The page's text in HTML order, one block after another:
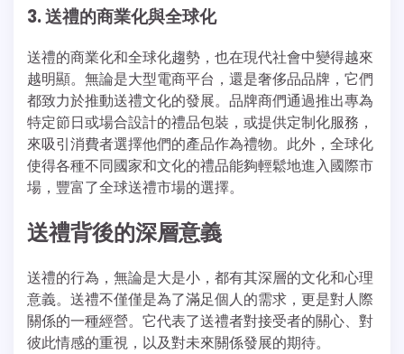
3. 送禮的商業化與全球化
送禮的商業化和全球化趨勢，也在現代社會中變得越來
越明顯。無論是大型電商平台，還是奢侈品品牌，它們
都致力於推動送禮文化的發展。品牌商們通過推出專為
特定節日或場合設計的禮品包裝，或提供定制化服務，
來吸引消費者選擇他們的產品作為禮物。此外，全球化
使得各種不同國家和文化的禮品能夠輕鬆地進入國際市
場，豐富了全球送禮市場的選擇。
送禮背後的深層意義
送禮的行為，無論是大是小，都有其深層的文化和心理
意義。送禮不僅僅是為了滿足個人的需求，更是對人際
關係的一種經營。它代表了送禮者對接受者的關心、對
彼此情感的重視，以及對未來關係發展的期待。